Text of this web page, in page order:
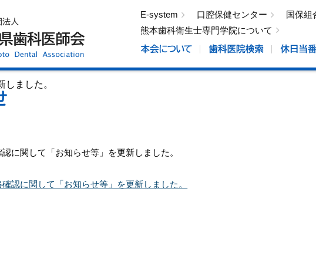
E-system 口腔保健センター
国保組
熊本歯科衛生士専門学院について
ました。
に関して「お知らせ等」を更新しました。
認に関して「お知らせ等」を更新しました。